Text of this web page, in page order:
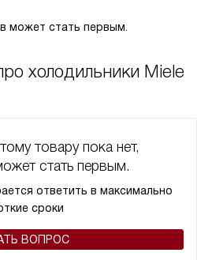
может стать первым.
холодильники Miele
товару пока нет,
стать первым.
ответить в максимально
сроки
ВОПРОС